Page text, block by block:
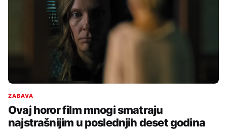
ZABAVA
Ovaj horor film mnogi smatraju
najstrašnijim u poslednjih deset godina